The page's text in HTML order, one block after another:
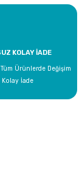
KOLAY İADE
Tüm Ürünlerde Değişim
Kolay İade